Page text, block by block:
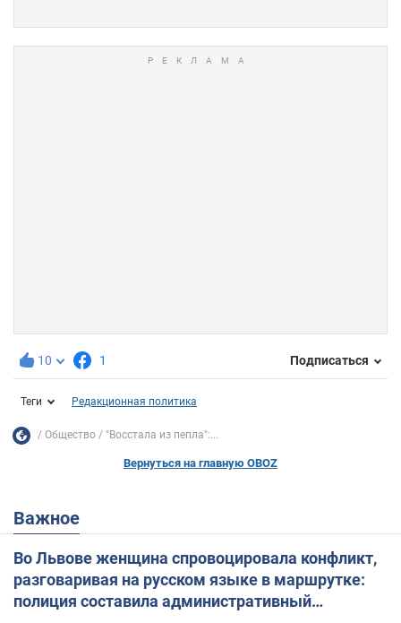
10 1 Подписаться
Теги Редакционная политика
Общество "Восстала из пепла":...
Вернуться на главную OBOZ
Важное
Во Львове женщина спровоцировала конфликт,
разговаривая на русском языке в маршрутке:
полиция составила административный